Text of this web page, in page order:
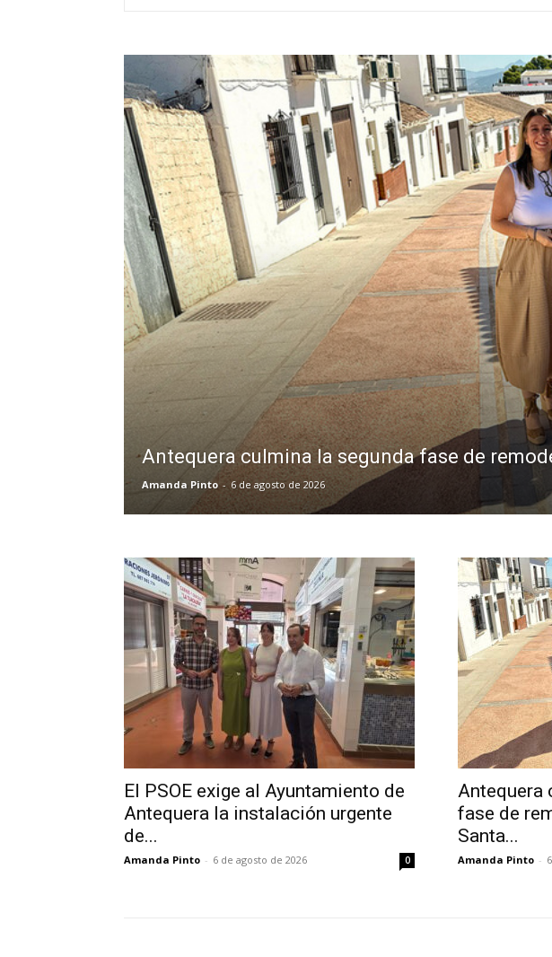
Antequera culmina la segunda fase de
Amanda Pinto - 6 de agosto de 2026
El PSOE exige al Ayuntamiento de
Antequera la instalación urgente
de...
Amanda Pinto - 6 de agosto de 2026 0
Antequera
fase de
Santa...
Amanda Pinto -